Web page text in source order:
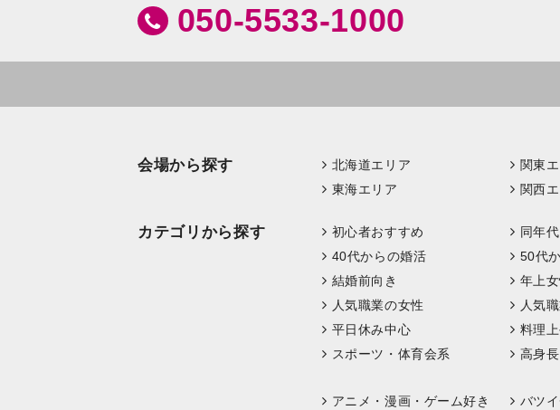
050-5533-1000
会場から探す 北海道エリア 関東
東海エリア
関西
カテゴリから探す 初心者おすすめ 同年代
40代からの婚活
50代
結婚前向き
年上
人気職業の女性
人気
平日休み中心
料理
スポーツ・体育会系
高身長
アニメ・漫画・ゲーム好き
バツ